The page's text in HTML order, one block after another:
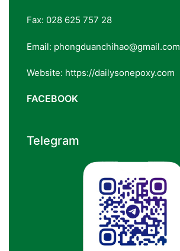
Fax: 028 625 757 28
Email: phongduanchihao@gmail.com
Website: https://dailysonepoxy.com
FACEBOOK
Telegram